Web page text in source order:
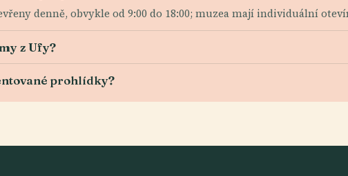
denně, obvykle od 9:00 do 18:00; muzea mají individuální
z Ufy?
prohlídky?